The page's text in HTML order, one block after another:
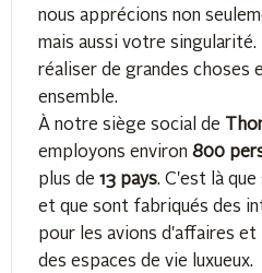
nous apprécions non
mais aussi votre
réaliser de grandes choses
ensemble.
À notre siège social de
employons environ 800
plus de 13 pays. C'est là
et que sont fabriqués des
pour les avions d'affaires et
des espaces de vie luxueux.